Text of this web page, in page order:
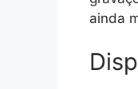
ainda